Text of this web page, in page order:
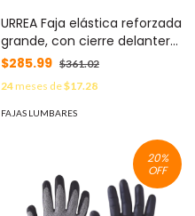
URREA Faja elástica reforzada
grande, con cierre delantero
y herrajes de plástico. MOD:
SYS-USF02G
$285.99 $361.02
24meses de$17.28
FAJAS LUMBARES
20%
OFF